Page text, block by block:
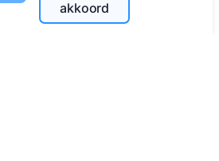
612 08926 (I-V 8:00 - 16:45)
akkoord